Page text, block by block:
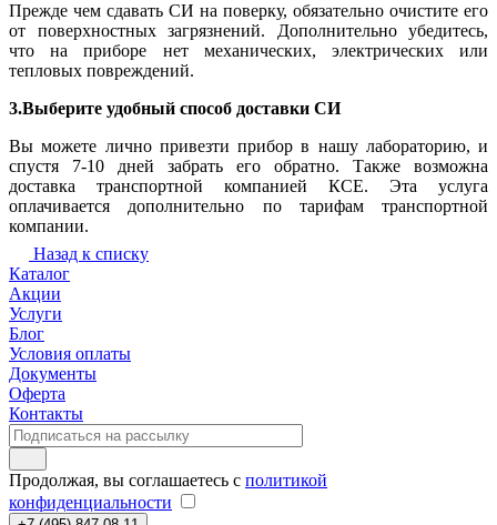
Прежде чем сдавать СИ на поверку, обязательно очистите его
от поверхностных загрязнений. Дополнительно убедитесь,
что на приборе нет механических, электрических или
тепловых повреждений.
3.Выберите удобный способ доставки СИ
Вы можете лично привезти прибор в нашу лабораторию, и
спустя 7-10 дней забрать его обратно. Также возможна
доставка транспортной компанией КСЕ. Эта услуга
оплачивается дополнительно по тарифам транспортной
компании.
Назад к списку
Каталог
Акции
Услуги
Блог
Условия оплаты
Документы
Оферта
Контакты
Продолжая, вы соглашаетесь с политикой
конфиденциальности